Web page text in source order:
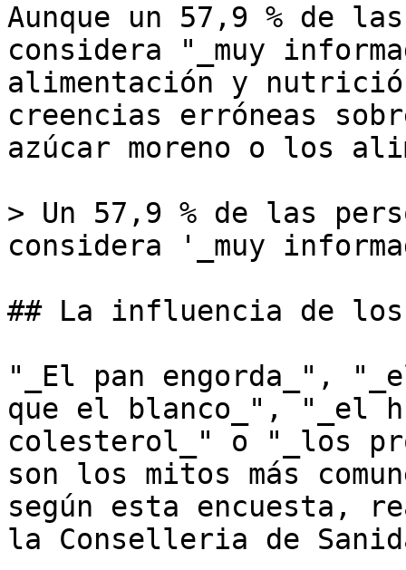
Aunque un 57,9 % de
considera "_muy
alimentación y
creencias erróneas
azúcar moreno o los
> Un 57,9 % de las
considera '_muy
## La influencia de
"_El pan engorda_",
que el blanco_", "_el
colesterol_" o "_los
son los mitos más
según esta encuesta,
la Conselleria de